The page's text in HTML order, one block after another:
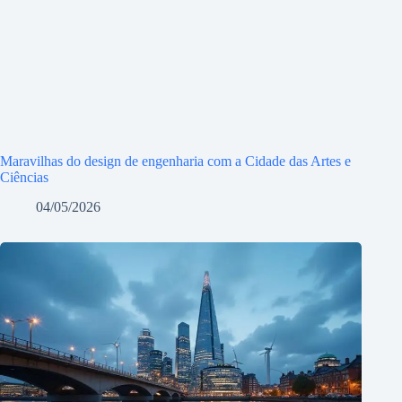
Maravilhas do design de engenharia com a Cidade das Artes e
Ciências
04/05/2026